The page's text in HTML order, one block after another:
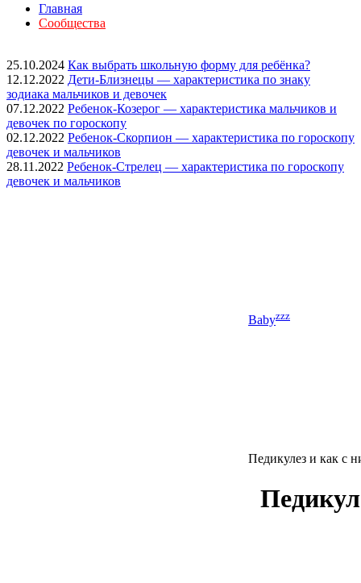
Главная
Сообщества
25.10.2024 Как выбрать школьную форму для ребёнка?
12.12.2022 Дети-Близнецы — характеристика по знаку
зодиака мальчиков и девочек
07.12.2022 Ребенок-Козерог — характеристика мальчиков и
девочек по гороскопу
02.12.2022 Ребенок-Скорпион — характеристика по гороскопу
девочек и мальчиков
28.11.2022 Ребенок-Стрелец — характеристика по гороскопу
девочек и мальчиков
Babyzzz
Педикулез и как с